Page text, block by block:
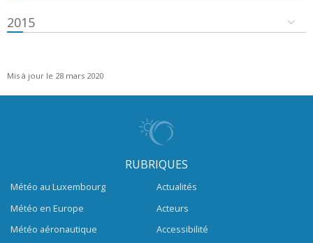
2015
Mis à jour le 28 mars 2020
RUBRIQUES
Météo au Luxembourg
Météo en Europe
Météo aéronautique
Actualités
Acteurs
Accessibilité